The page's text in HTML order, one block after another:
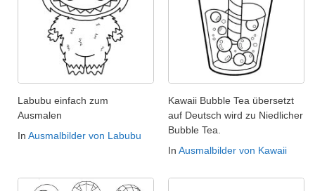
Labubu einfach zum
Ausmalen
In Ausmalbilder von Labubu
Kawaii Bubble Tea übersetzt
auf Deutsch wird zu Niedlicher
Bubble Tea.
In Ausmalbilder von Kawaii